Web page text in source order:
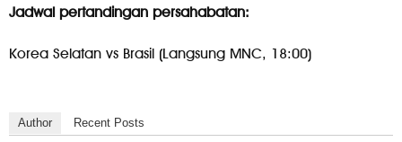
Jadwal pertandingan persahabatan:
Korea Selatan vs Brasil (Langsung MNC, 18:00)
Author Recent Posts